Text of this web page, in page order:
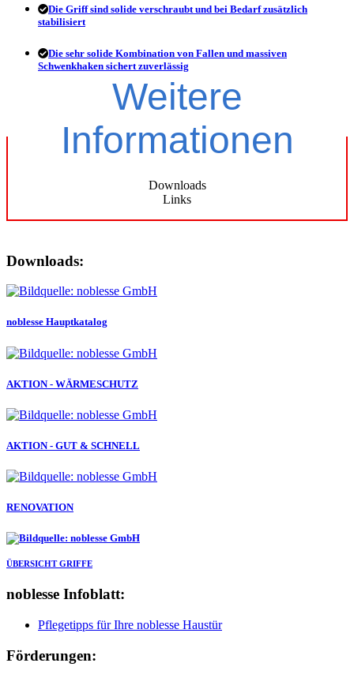
Die Griff sind solide verschraubt und bei Bedarf zusätzlich
stabilisiert
Die sehr solide Kombination von Fallen und massiven
Schwenkhaken sichert zuverlässig
Dieses Foto zeigt das Ergebnis nach einer Sicherheitsprüfung
Weitere
Informationen
Downloads
Links
Downloads:
noblesse Hauptkatalog
AKTION - WÄRMESCHUTZ
AKTION - GUT & SCHNELL
RENOVATION
ÜBERSICHT GRIFFE
noblesse Infoblatt:
Pflegetipps für Ihre noblesse Haustür
Förderungen: